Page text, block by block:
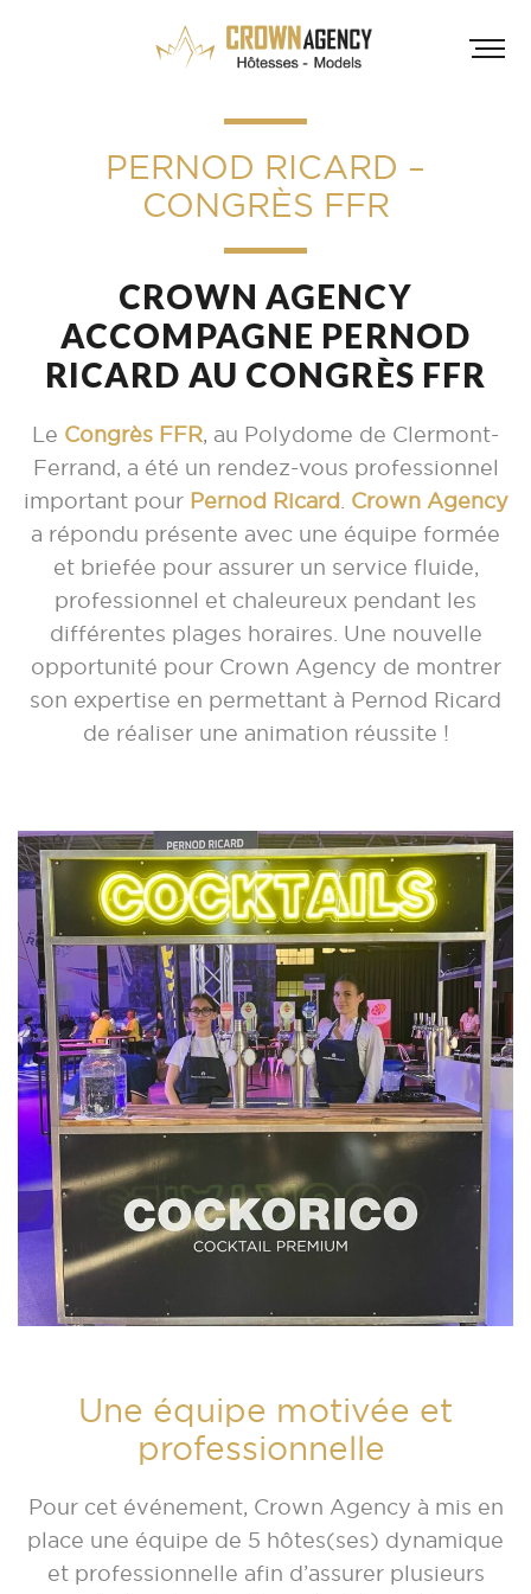
PERNOD RICARD –
CONGRÈS FFR
CROWN AGENCY
ACCOMPAGNE PERNOD
RICARD AU CONGRÈS FFR
Le Congrès FFR, au Polydome de Clermont-
Ferrand, a été un rendez-vous professionnel
important pour Pernod Ricard Crown Agency
a répondu présente avec une équipe formée
et briefée pour assurer un service fluide,
professionnel et chaleureux pendant les
différentes plages horaires. Une nouvelle
opportunité pour Crown Agency de montrer
son expertise en permettant à Pernod Ricard
de réaliser une animation réussite !
Une équipe motivée et
professionnelle
Pour cet événement, Crown Agency à mis en
place une équipe de 5 hôtes(ses) dynamique
et professionnelle afin d’assurer plusieurs